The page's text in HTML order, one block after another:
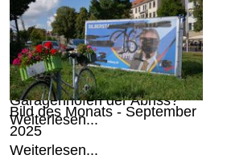
Droht Freibergs
Garagenhöfen der Abriss?
Weiterlesen...
Bild des Monats - September
2025
Weiterlesen...